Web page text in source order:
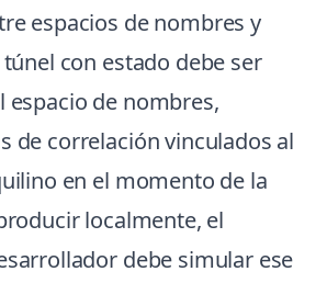
espacios de nombres y
con estado debe ser
espacio de nombres,
de correlación vinculados al
en el momento de la
localmente, el
debe simular ese